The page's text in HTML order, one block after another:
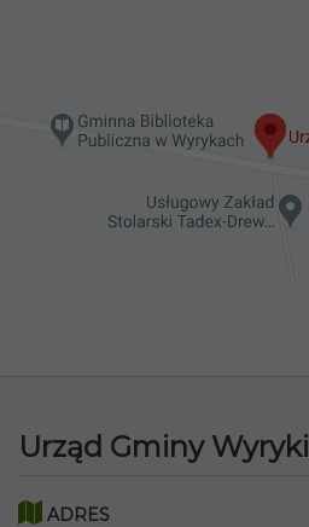
Urząd Gminy Wyryki
ADRES